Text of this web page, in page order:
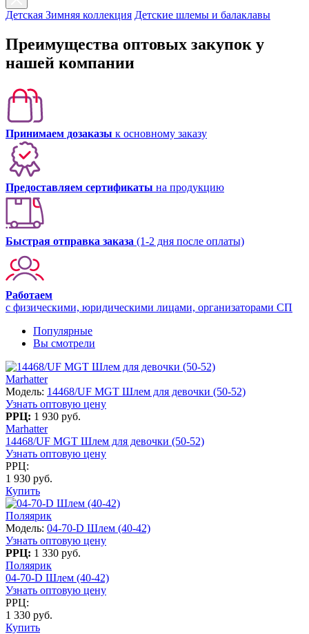
Детская Зимняя коллекция Детские шлемы и балаклавы
Преимущества оптовых закупок у
нашей компании
Принимаем дозаказы к основному заказу
Предоставляем сертификаты на продукцию
Быстрая отправка заказа (1-2 дня после оплаты)
Работаем
с физическими, юридическими лицами, организаторами СП
Популярные
Вы смотрели
Marhatter
Модель: 14468/UF MGT Шлем для девочки (50-52)
Узнать оптовую цену
РРЦ: 1 930 руб.
Marhatter
14468/UF MGT Шлем для девочки (50-52)
Узнать оптовую цену
РРЦ:
1 930 руб.
Купить
Поляярик
Модель: 04-70-D Шлем (40-42)
Узнать оптовую цену
РРЦ: 1 330 руб.
Поляярик
04-70-D Шлем (40-42)
Узнать оптовую цену
РРЦ:
1 330 руб.
Купить